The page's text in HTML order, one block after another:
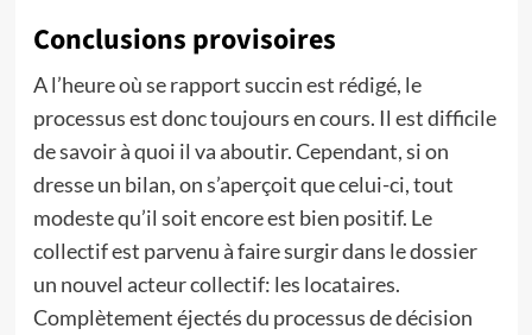
Conclusions provisoires
A l’heure où se rapport succin est rédigé, le
processus est donc toujours en cours. Il est difficile
de savoir à quoi il va aboutir. Cependant, si on
dresse un bilan, on s’aperçoit que celui-ci, tout
modeste qu’il soit encore est bien positif. Le
collectif est parvenu à faire surgir dans le dossier
un nouvel acteur collectif: les locataires.
Complètement éjectés du processus de décision